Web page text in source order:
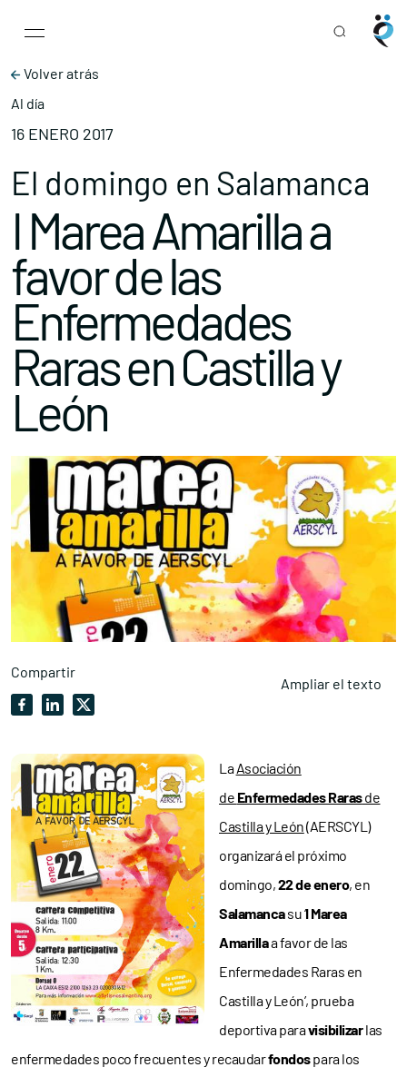
Main Navigation
Volver atrás
Al día
16 ENERO 2017
El domingo en Salamanca
I Marea Amarilla a
favor de las
Enfermedades
Raras en Castilla y
León
Compartir
Ampliar el texto
LaAsociación
de Enfermedades Rarasde
Castilla y León(AERSCYL)
organizará el próximo
domingo,22 de enero, en
Salamancasu ‘I Marea
Amarillaa favor de las
Enfermedades Raras en
Castilla y León’, prueba
deportiva paravisibilizarlas
enfermedades poco frecuentes y recaudarfondospara los